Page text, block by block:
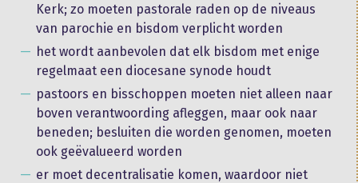
Kerk; zo moeten pastorale raden op de niveaus
van parochie en bisdom verplicht worden
het wordt aanbevolen dat elk bisdom met enige
regelmaat een diocesane synode houdt
pastoors en bisschoppen moeten niet alleen naar
boven verantwoording afleggen, maar ook naar
beneden; besluiten die worden genomen, moeten
ook geëvalueerd worden
er moet decentralisatie komen, waardoor niet